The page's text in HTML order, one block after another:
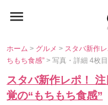
ホーム> グルメ> スタバ新作
ちもち食感”> 写真・詳細 4枚目
スタバ新作レポ！
覚の“もちもち食感”